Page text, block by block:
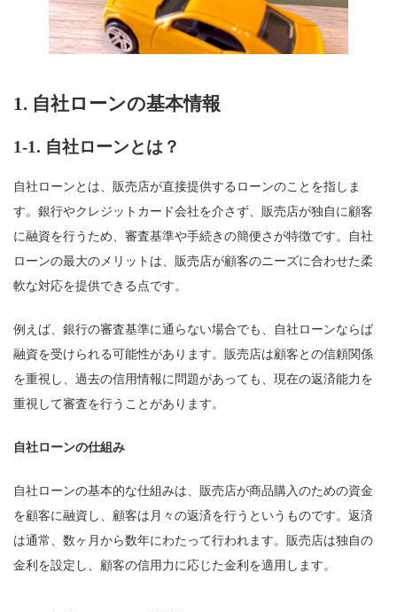
1. 自社ローンの基本情報
1-1. 自社ローンとは？
自社ローンとは、販売店が直接提供するローンのことを指しま
す。銀行やクレジットカード会社を介さず、販売店が独自に顧客
に融資を行うため、審査基準や手続きの簡便さが特徴です。自社
ローンの最大のメリットは、販売店が顧客のニーズに合わせた柔
軟な対応を提供できる点です。
例えば、銀行の審査基準に通らない場合でも、自社ローンならば
融資を受けられる可能性があります。販売店は顧客との信頼関係
を重視し、過去の信用情報に問題があっても、現在の返済能力を
重視して審査を行うことがあります。
自社ローンの仕組み
自社ローンの基本的な仕組みは、販売店が商品購入のための資金
を顧客に融資し、顧客は月々の返済を行うというものです。返済
は通常、数ヶ月から数年にわたって行われます。販売店は独自の
金利を設定し、顧客の信用力に応じた金利を適用します。